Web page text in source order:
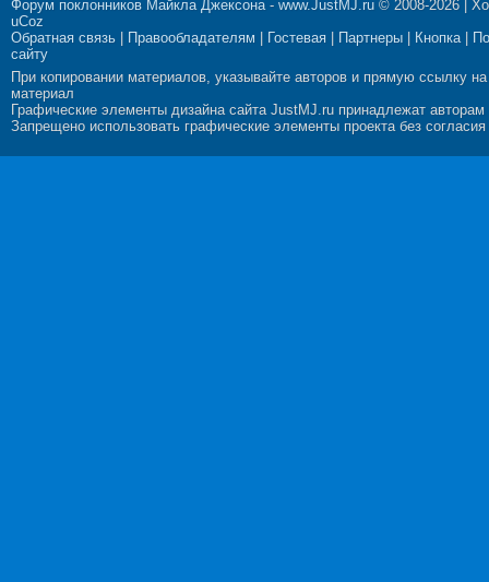
Форум поклонников Майкла Джексона- www.JustMJ.ru © 2008-2026 |
uCoz
Обратная связь
Правообладателям Гостевая Партнеры Кнопка|
сайту
При копировании материалов, указывайте авторов и прямую ссылку на
материал
Графические элементы дизайна сайта JustMJ.ru принадлежат авторам
Запрещено использовать графические элементы проекта без согласия